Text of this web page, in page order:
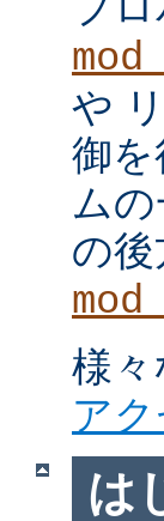
や
御
ム
の
様
ア
は